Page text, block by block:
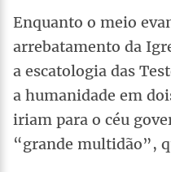
Enquanto o meio
arrebatamento da
a escatologia das
a humanidade em
iriam para o céu
“grande multidão”,